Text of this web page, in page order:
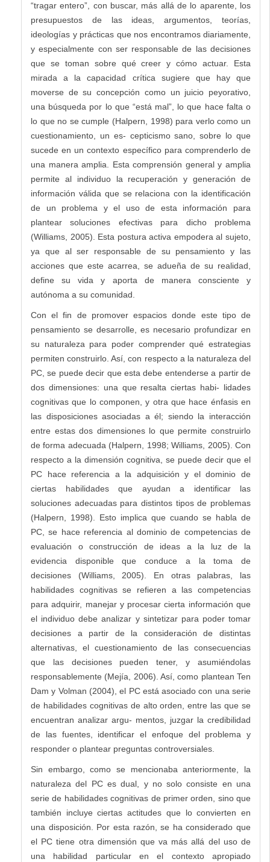
“tragar entero”, con buscar, más allá de lo aparente, los
presupuestos de las ideas, argumentos, teorías,
ideologías y prácticas que nos encontramos diariamente,
y especialmente con ser responsable de las decisiones
que se toman sobre qué creer y cómo actuar. Esta
mirada a la capacidad crítica sugiere que hay que
moverse de su concepción como un juicio peyorativo,
una búsqueda por lo que “está mal”, lo que hace falta o
lo que no se cumple (Halpern, 1998) para verlo como un
cuestionamiento, un es- cepticismo sano, sobre lo que
sucede en un contexto específico para comprenderlo de
una manera amplia. Esta comprensión general y amplia
permite al individuo la recuperación y generación de
información válida que se relaciona con la identificación
de un problema y el uso de esta información para
plantear soluciones efectivas para dicho problema
(Williams, 2005). Esta postura activa empodera al sujeto,
ya que al ser responsable de su pensamiento y las
acciones que este acarrea, se adueña de su realidad,
define su vida y aporta de manera consciente y
autónoma a su comunidad.
Con el fin de promover espacios donde este tipo de
pensamiento se desarrolle, es necesario profundizar en
su naturaleza para poder comprender qué estrategias
permiten construirlo. Así, con respecto a la naturaleza del
PC, se puede decir que esta debe entenderse a partir de
dos dimensiones: una que resalta ciertas habi- lidades
cognitivas que lo componen, y otra que hace énfasis en
las disposiciones asociadas a él; siendo la interacción
entre estas dos dimensiones lo que permite construirlo
de forma adecuada (Halpern, 1998; Williams, 2005). Con
respecto a la dimensión cognitiva, se puede decir que el
PC hace referencia a la adquisición y el dominio de
ciertas habilidades que ayudan a identificar las
soluciones adecuadas para distintos tipos de problemas
(Halpern, 1998). Esto implica que cuando se habla de
PC, se hace referencia al dominio de competencias de
evaluación o construcción de ideas a la luz de la
evidencia disponible que conduce a la toma de
decisiones (Williams, 2005). En otras palabras, las
habilidades cognitivas se refieren a las competencias
para adquirir, manejar y procesar cierta información que
el individuo debe analizar y sintetizar para poder tomar
decisiones a partir de la consideración de distintas
alternativas, el cuestionamiento de las consecuencias
que las decisiones pueden tener, y asumiéndolas
responsablemente (Mejía, 2006). Así, como plantean Ten
Dam y Volman (2004), el PC está asociado con una serie
de habilidades cognitivas de alto orden, entre las que se
encuentran analizar argu- mentos, juzgar la credibilidad
de las fuentes, identificar el enfoque del problema y
responder o plantear preguntas controversiales.
Sin embargo, como se mencionaba anteriormente, la
naturaleza del PC es dual, y no solo consiste en una
serie de habilidades cognitivas de primer orden, sino que
también incluye ciertas actitudes que lo convierten en
una disposición. Por esta razón, se ha considerado que
el PC tiene otra dimensión que va más allá del uso de
una habilidad particular en el contexto apropiado